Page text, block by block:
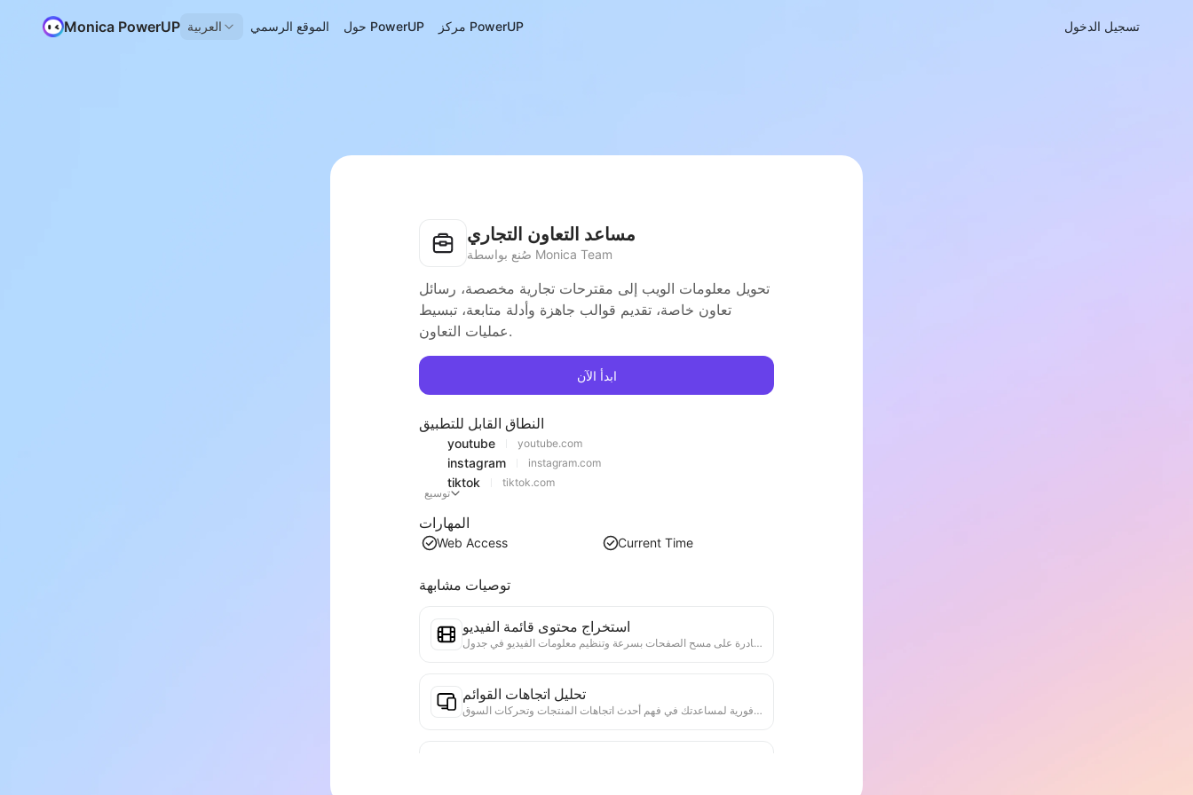
Monica PowerUP العربية الموقع الرسمي حول PowerUP مركز PowerUP تسجيل الدخول
مساعد التعاون التجاري
صُنع بواسطة Monica Team
تحويل معلومات الويب إلى مقترحات تجارية مخصصة، رسائل
تعاون خاصة، تقديم قوالب جاهزة وأدلة متابعة، تبسيط
عمليات التعاون.
ابدأ الآن
النطاق القابل للتطبيق
youtube youtube.com
instagram instagram.com
tiktok
tiktok.com
توسيع
المهارات
Web Access Current Time
توصيات مشابهة
استخراج محتوى قائمة الفيديو
أداة فعالة لاستخراج محتوى الفيديو من صفحات الويب، قادرة على مسح الصفحات بسرعة وتنظيم معلومات الفيديو في جدول Markdown منظم.
تحليل اتجاهات القوائم
تحليل بيانات القوائم الحالية، وإنتاج تقرير الاتجاهات. التعرف على الفئات الشائعة، وأنواع المنتجات التي ترتفع بسرعة، والتقنيات الناشئة. تقديم رؤى سوقية فورية لمساعدتك في فهم أحدث اتجاهات المنتجات وتحركات السوق.